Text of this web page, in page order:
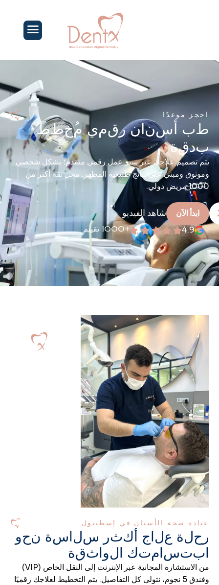
احجز موعدًا
طب أسنان رقمي مخطط
بدقة
يتم تصميم علاجك عبر سير عمل رقمي متقدم؛ بشكل شخصي
وموثوق ومبني على نتائج طبيعية المظهر. محل ثقة أكثر من
1000 مريض دولي.
ابدأ الآن شاهد الفيديو
4.9 +1000 تقييم
عيادة صحة الأسنان في إسطنبول
ر حلة علاج أكثر سلاسة نحو
ابتسامتك الواثقة
من الاستشارة المجانية عبر الإنترنت إلى النقل الخاص (VIP)
وفندق 5 نجوم، نتولى كل التفاصيل. يتم التخطيط لعلاجك رقميًا